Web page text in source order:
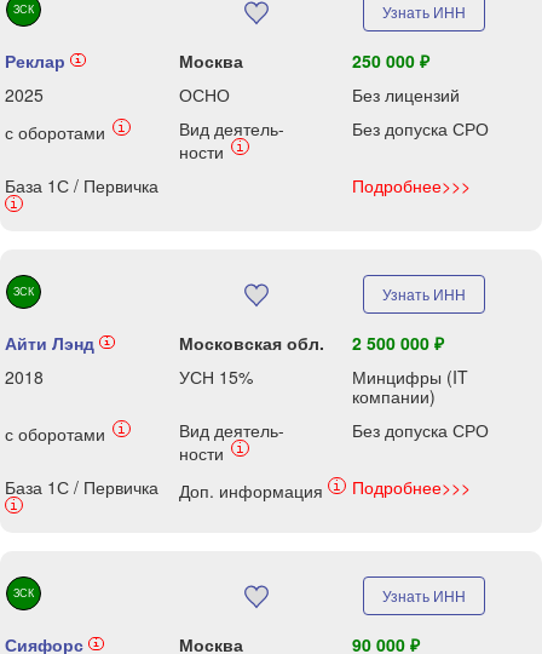
ЗСК Узнать ИНН
Реклар i Москва
250 000 ₽
2025
ОСНО
Без лицензий
с оборотами
i
Вид деятель-
ности
i
Без допуска СРО
База 1С / Первичка
i
Подробнее>>>
ЗСК Узнать ИНН
Айти Лэнд i Московская обл.
2 500 000 ₽
2018
УСН 15%
Минцифры (IT
компании)
с оборотами
i
Вид деятель-
ности
i
Без допуска СРО
База 1С / Первичка
i
Доп. информация i Подробнее>>>
ЗСК Узнать ИНН
Сияфорс i Москва 90 000 ₽